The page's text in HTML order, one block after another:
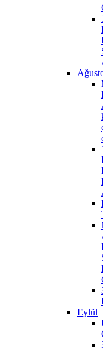
Eylül